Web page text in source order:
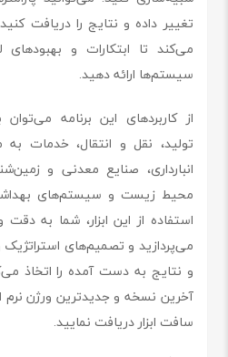
تغییر داده و نتایج را دریافت
می‌کند تا ابتکارات و بهبودهای
سیستم‌ها ارائه دهید.
از کاربردهای این برنامه
تولید، نقل و انتقال، خدمات به
انبارداری، صنایع معدنی و
محیط زیست و سیستم‌های
استفاده از این ابزار، شما به
می‌پردازید و تصمیم‌های
و نتایج به دست آمده را اتخاذ
سافت ابزار دریافت نمایید.